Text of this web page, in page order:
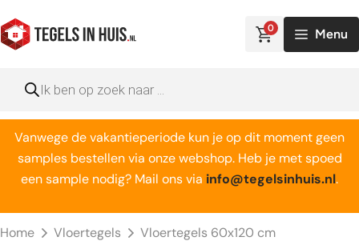
naar
de
0 Menu
zoeken
Vanwege de vakantieperiode kun je op dit moment geen
samples bestellen via onze webshop. Heb je met spoed
een sample nodig? Mail ons via info@tegelsinhuis.nl.
Home Vloertegels Vloertegels 60x120 cm